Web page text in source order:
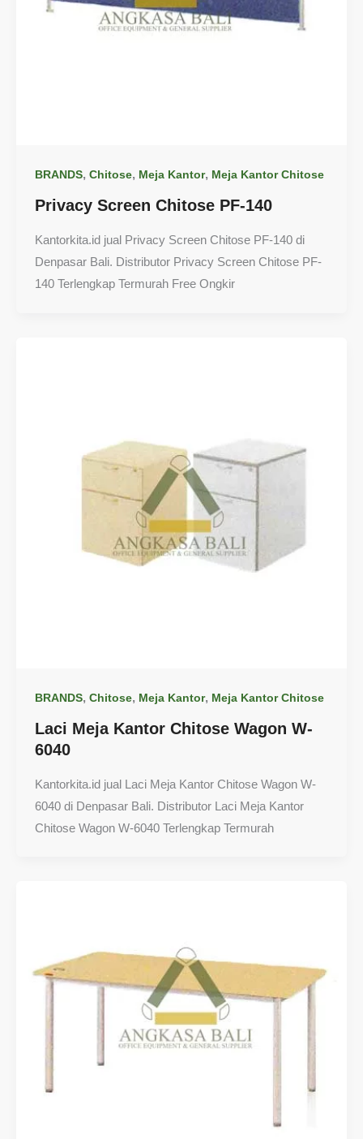
BRANDS, Chitose, Meja Kantor, Meja Kantor Chitose
Privacy Screen Chitose PF-140
Kantorkita.id jual Privacy Screen Chitose PF-140 di
Denpasar Bali. Distributor Privacy Screen Chitose PF-
140 Terlengkap Termurah Free Ongkir
BRANDS, Chitose, Meja Kantor, Meja Kantor Chitose
Laci Meja Kantor Chitose Wagon W-
6040
Kantorkita.id jual Laci Meja Kantor Chitose Wagon W-
6040 di Denpasar Bali. Distributor Laci Meja Kantor
Chitose Wagon W-6040 Terlengkap Termurah